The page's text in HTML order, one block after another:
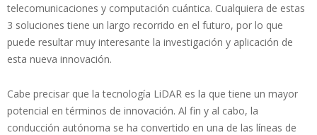
telecomunicaciones y computación cuántica. Cualquiera de estas
3 soluciones tiene un largo recorrido en el futuro, por lo que
puede resultar muy interesante la investigación y aplicación de
esta nueva innovación.
Cabe precisar que la tecnología LiDAR es la que tiene un mayor
potencial en términos de innovación. Al fin y al cabo, la
conducción autónoma se ha convertido en una de las líneas de